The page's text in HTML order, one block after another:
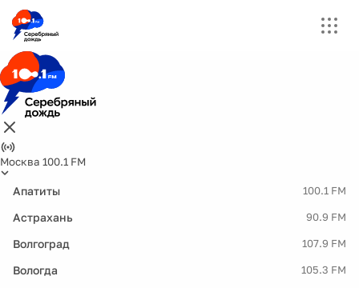
Москва 100.1 FM
Апатиты 100.1 FM
Астрахань 90.9 FM
Волгоград 107.9 FM
Вологда 105.3 FM